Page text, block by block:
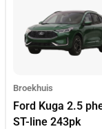
Broekhuis
Ford Kuga 2.5
ST-line 243pk